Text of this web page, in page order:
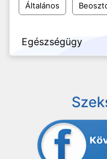
Általános
Egészségügy